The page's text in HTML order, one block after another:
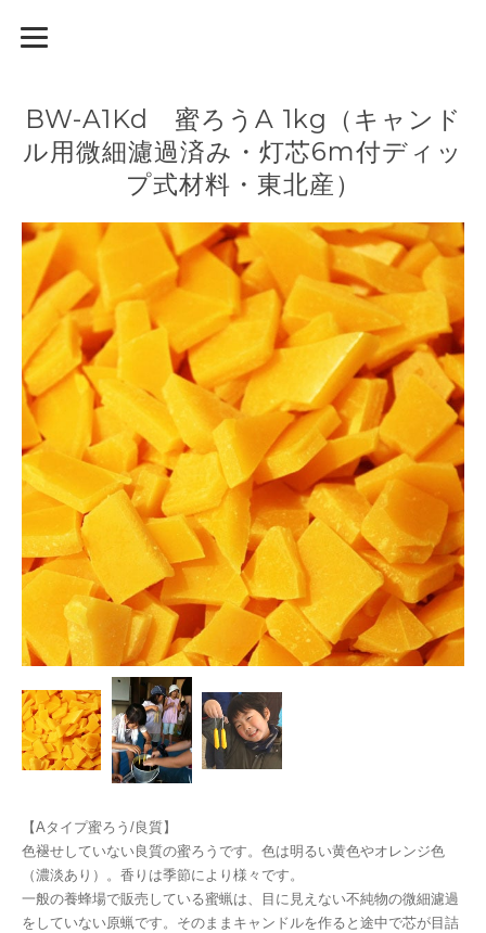
BW-A1Kd 蜜ろうA 1kg（キャンド
ル用微細濾過済み・灯芯6m付ディッ
プ式材料・東北産）
【Aタイプ蜜ろう/良質】
色褪せしていない良質の蜜ろうです。色は明るい黄色やオレンジ色
（濃淡あり）。香りは季節により様々です。
一般の養蜂場で販売している蜜蝋は、目に見えない不純物の微細濾過
をしていない原蝋です。そのままキャンドルを作ると途中で芯が目詰